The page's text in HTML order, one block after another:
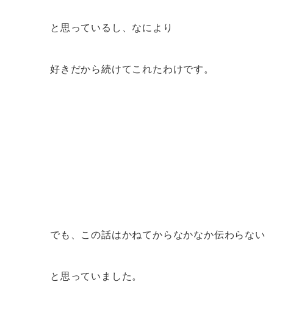
と思っているし、なにより
好きだから続けてこれたわけです。
でも、この話はかねてからなかなか伝わらない
と思っていました。